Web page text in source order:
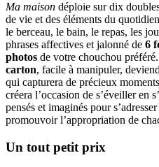
Ma maison déploie sur dix
de vie et des éléments du
le berceau, le bain, le repas, les
phrases affectives et jalonné de 6
photos de votre chouchou préféré.
carton, facile à manipuler,
qui capturera de précieux
créera l’occasion de s’éveiller en
pensés et imaginés pour
promouvoir l’appropriation de
Un tout petit prix